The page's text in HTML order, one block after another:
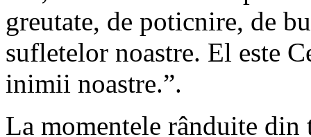
greutate, de poticnire, de
sufletelor noastre. El este
inimii noastre.”.
La momentele rânduite